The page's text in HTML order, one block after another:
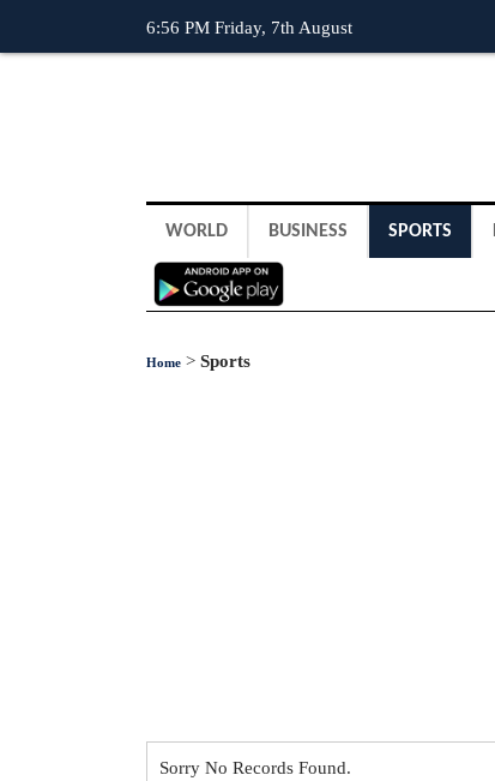
6:56 PM Friday, 7th August
WORLD BUSINESS SPORTS
Home > Sports
Sorry No Records Found.